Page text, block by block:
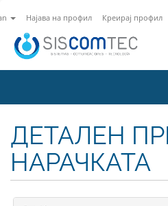
Најава на профил Креирај профил
ДЕТАЛЕН
НАРАЧКАТА